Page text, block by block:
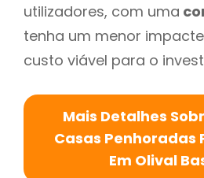
utilizadores, com uma
tenha um menor
custo viável para o
Mais Detalhes
Casas Penhoradas
Em Olival